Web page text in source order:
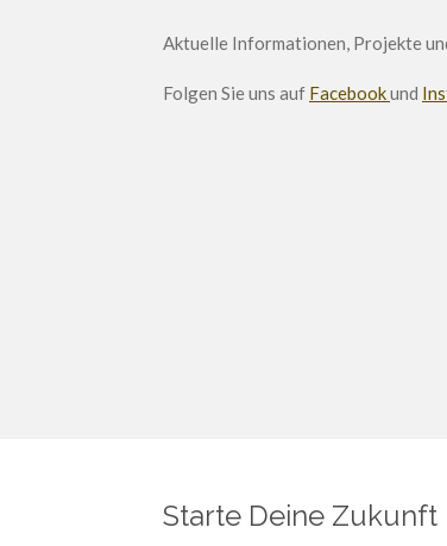
Aktuelle Informationen, Projekte
Folgen Sie uns auf Facebookund
Starte Deine Zukunft